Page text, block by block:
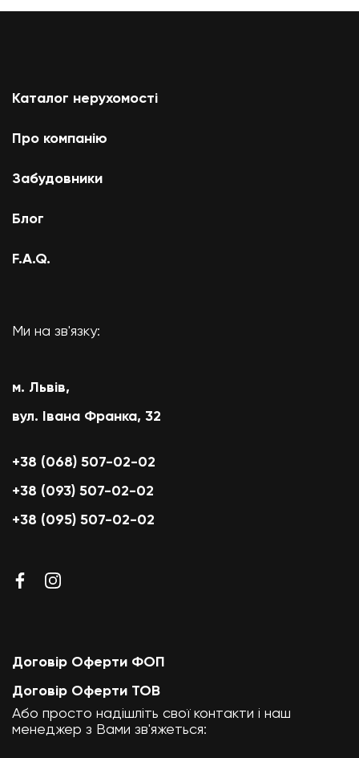
Каталог нерухомості
Про компанію
Забудовники
Блог
F.A.Q.
Ми на зв'язку:
м. Львів,
вул. Івана Франка, 32
+38 (068) 507-02-02
+38 (093) 507-02-02
+38 (095) 507-02-02
Договір Оферти ФОП
Договір Оферти ТОВ
Або просто надішліть свої контакти і наш
менеджер з Вами зв'яжеться: